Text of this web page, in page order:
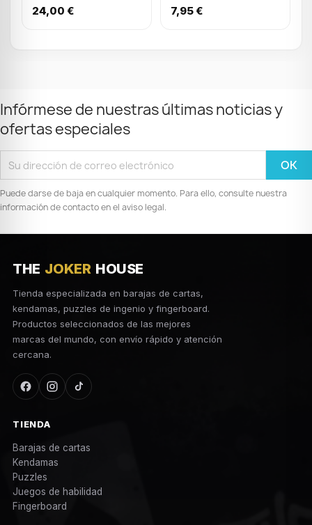
lid)
24,00 €
Galileo's
7,95 €
Infórmese de nuestras últimas noticias y
ofertas especiales
Puede darse de baja en cualquier momento. Para ello, consulte nuestra
información de contacto en el aviso legal.
THE JOKER HOUSE
Tienda especializada en barajas de cartas,
kendamas, puzzles de ingenio y fingerboard.
Productos seleccionados de las mejores
marcas del mundo, con envío rápido y atención
cercana.
TIENDA
Barajas de cartas
Kendamas
Puzzles
Juegos de habilidad
Fingerboard